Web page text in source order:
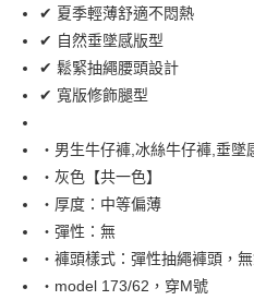
街口支付
悠遊付
Google Pay
AFTEE先享後付
相關說明
【關於「AFTEE先享後付」】
AFTEE先享後付是「在收到商品之後
便利好安心！
１．簡單：不需註冊會員、不需綁卡、
３．安心：先確認商品／服務後，再付
ATM付款
運送方式
✔ 夏季輕薄舒適不悶熱
✔ 自然垂墜感版型
✔ 鬆緊抽繩腰頭設計
✔ 寬版修飾腿型
‧男生牛仔褲,冰絲牛仔褲,垂墜
‧灰色【共一色】
‧厚度：中等偏薄
‧彈性：無
‧褲頭樣式：彈性抽繩褲頭，
‧model 173/62，穿M號